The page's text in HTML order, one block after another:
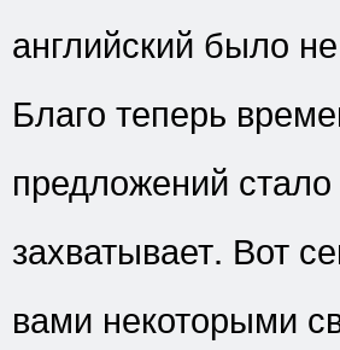
английский было
Благо теперь
предложений
захватывает. Вот
вами некоторыми